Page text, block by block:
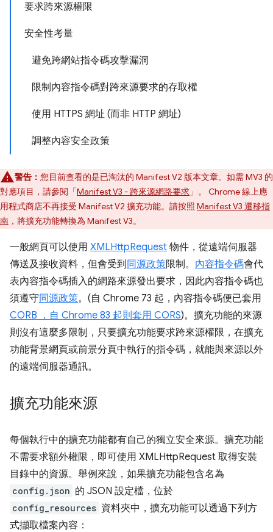
要求跨來源權限
安全性考量
避免跨網站指令碼攻擊漏洞
限制內容指令碼對跨來源要求的存取權
使用 HTTPS 網址 (而非 HTTP 網址)
調整內容安全政策
警告： 您目前查看的是已淘汰的 Manifest V2 版本文章。如需 MV3 的
對應項目，請參閱「Manifest V3 - 跨來源網路要求 」。 Chrome 線上應
用程式商店不再接受 Manifest V2 擴充功能。請按照 Manifest V3 遷移指
南 ，將擴充功能轉換為 Manifest V3。
一般網頁可以使用 XMLHttpRequest 物件，從遠端伺服器
傳送及接收資料，但會受到 同源政策限制。 內容指令碼會代
表內容指令碼插入的網路來源發出要求，因此內容指令碼也
須遵守同源政策。(自 Chrome 73 起，內容指令碼便已套用
CORB ，自 Chrome 83 起則套用 CORS)。擴充功能的來源
則沒有這麼多限制，只要擴充功能要求跨來源權限，在擴充
功能背景網頁或前景分頁中執行的指令碼，就能與來源以外
的遠端伺服器通訊。
擴充功能來源
每個執行中的擴充功能都有自己的獨立安全來源。擴充功能
不需要求額外權限，即可使用 XMLHttpRequest 取得安裝
目錄中的資源。舉例來說，如果擴充功能包含名為
config.json 的 JSON 設定檔，位於
config_resources 資料夾中，擴充功能可以透過下列方
式擷取檔案內容：